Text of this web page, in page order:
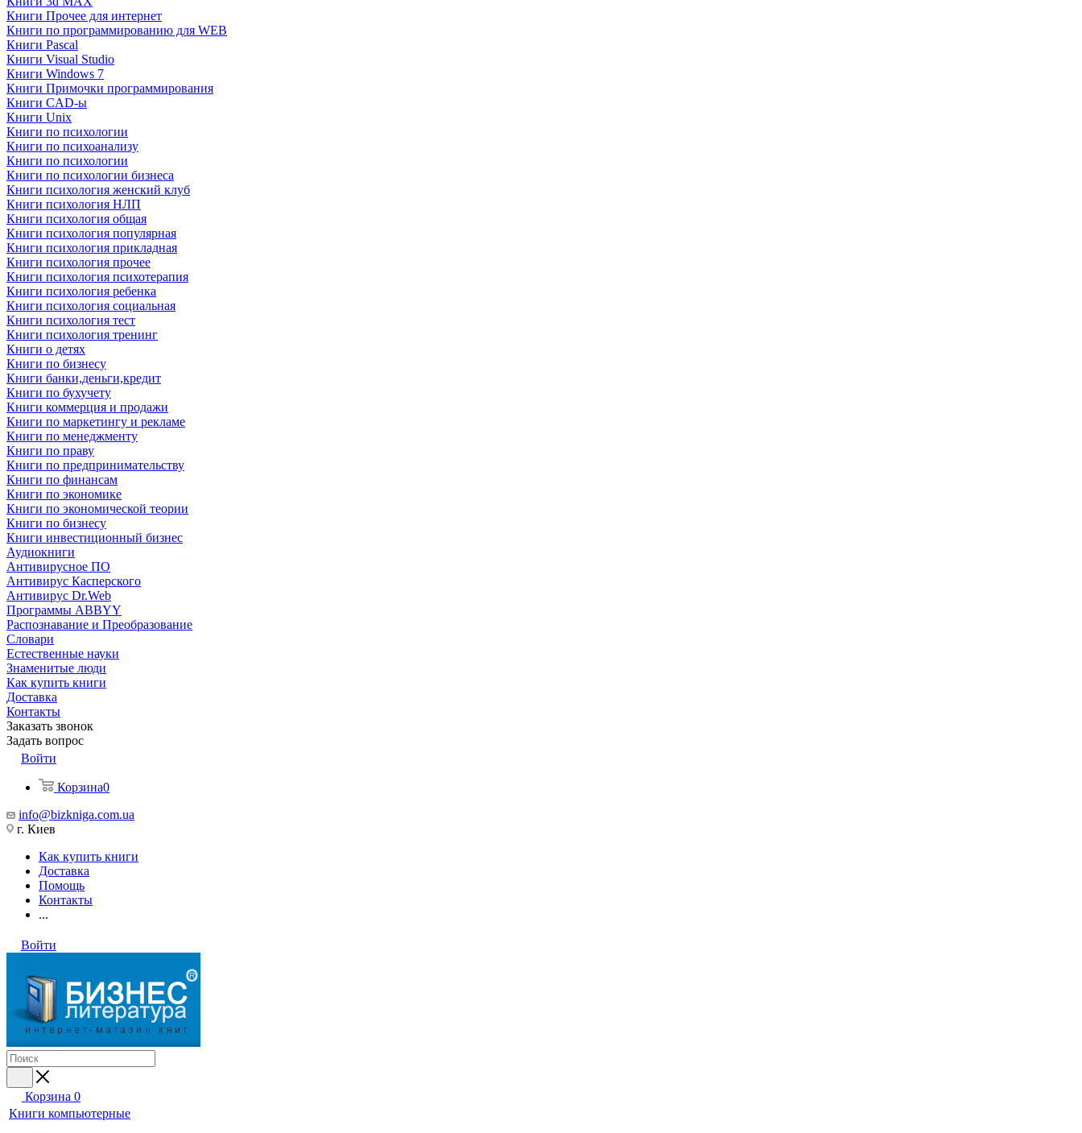
Книги Прочее для интернет
Книги по программированию для WEB
Книги Pascal
Книги Visual Studio
Книги Windows 7
Книги Примочки программирования
Книги CAD-ы
Книги Unix
Книги по психологии
Книги по психоанализу
Книги по психологии
Книги по психологии бизнеса
Книги психология женский клуб
Книги психология НЛП
Книги психология общая
Книги психология популярная
Книги психология прикладная
Книги психология прочее
Книги психология психотерапия
Книги психология ребенка
Книги психология социальная
Книги психология тест
Книги психология тренинг
Книги о детях
Книги по бизнесу
Книги банки,деньги,кредит
Книги по бухучету
Книги коммерция и продажи
Книги по маркетингу и рекламе
Книги по менеджменту
Книги по праву
Книги по предпринимательству
Книги по финансам
Книги по экономике
Книги по экономической теории
Книги по бизнесу
Книги инвестиционный бизнес
Аудиокниги
Антивирусное ПО
Антивирус Касперского
Антивирус Dr.Web
Программы ABBYY
Распознавание и Преобразование
Словари
Естественные науки
Знаменитые люди
Как купить книги
Доставка
Контакты
Заказать звонок
Задать вопрос
Войти
Корзина0
info@bizkniga.com.ua
г. Киев
Как купить книги
Доставка
Помощь
Контакты
...
Войти
Корзина 0
Книги компьютерные